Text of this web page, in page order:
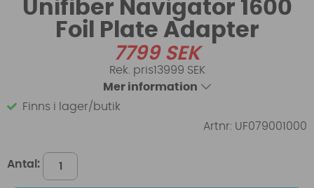
Unifiber Navigator 1600
Foil Plate Adapter
7799SEK
13999 SEK
Mer information
Finns i lager/butik
Artnr: UF079001000
Antal: